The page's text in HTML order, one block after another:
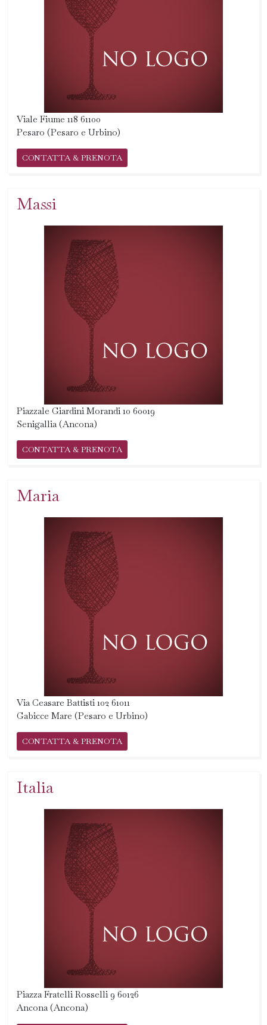
Viale Fiume 118 61100
Pesaro (Pesaro e Urbino)
CONTATTA & PRENOTA
Massi
Piazzale Giardini Morandi 10 60019
Senigallia (Ancona)
CONTATTA & PRENOTA
Maria
Via Ceasare Battisti 102 61011
Gabicce Mare (Pesaro e Urbino)
CONTATTA & PRENOTA
Italia
Piazza Fratelli Rosselli 9 60126
Ancona (Ancona)